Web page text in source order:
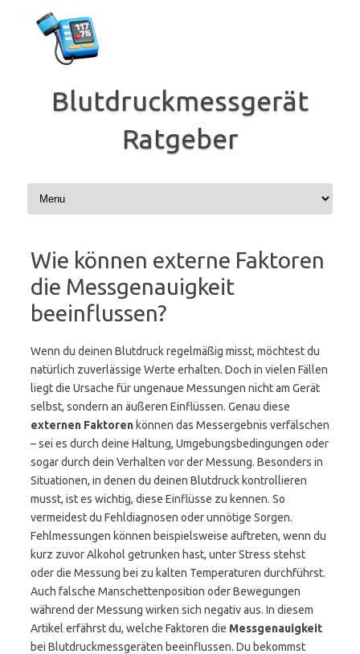
Inhalt
springen
Blutdruckmessgerät
Ratgeber
Wie können externe Faktoren
die Messgenauigkeit
beeinflussen?
Wenn du deinen Blutdruck regelmäßig misst, möchtest du
natürlich zuverlässige Werte erhalten. Doch in vielen Fällen
liegt die Ursache für ungenaue Messungen nicht am Gerät
selbst, sondern an äußeren Einflüssen. Genau diese
externen Faktoren können das Messergebnis verfälschen
– sei es durch deine Haltung, Umgebungsbedingungen oder
sogar durch dein Verhalten vor der Messung. Besonders in
Situationen, in denen du deinen Blutdruck kontrollieren
musst, ist es wichtig, diese Einflüsse zu kennen. So
vermeidest du Fehldiagnosen oder unnötige Sorgen.
Fehlmessungen können beispielsweise auftreten, wenn du
kurz zuvor Alkohol getrunken hast, unter Stress stehst
oder die Messung bei zu kalten Temperaturen durchführst.
Auch falsche Manschettenposition oder Bewegungen
während der Messung wirken sich negativ aus. In diesem
Artikel erfährst du, welche Faktoren die Messgenauigkeit
bei Blutdruckmessgeräten beeinflussen. Du bekommst